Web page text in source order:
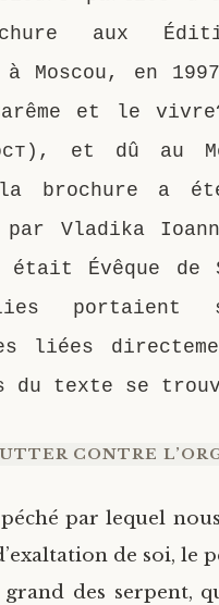
aux
Moscou, en
et le
et dû au
brochure a
par Vladika
Évêque de
portaient
liées
du texte se
CONTRE
par lequel
de soi, le
grand des serpent,